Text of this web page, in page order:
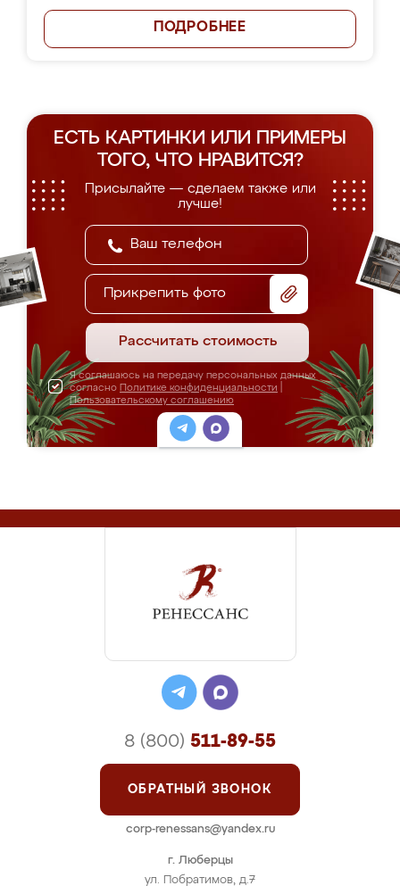
ПОДРОБНЕЕ
ЕСТЬ КАРТИНКИ ИЛИ ПРИМЕРЫ
ТОГО, ЧТО НРАВИТСЯ?
Присылайте — сделаем также или
лучше!
Прикрепить фото
Рассчитать стоимость
Я соглашаюсь на передачу персональных данных
согласно Политике конфиденциальности
Пользовательскому соглашению
г. Люберцы
ул. Побратимов, д.7
8 (800) 511-89-55
ОБРАТНЫЙ ЗВОНОК
corp-renessans@yandex.ru